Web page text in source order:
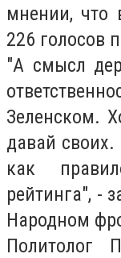
мнении, что
226 голосов
"А смысл
Зеленском.
давай
как
рейтинга", -
Народном
Политолог